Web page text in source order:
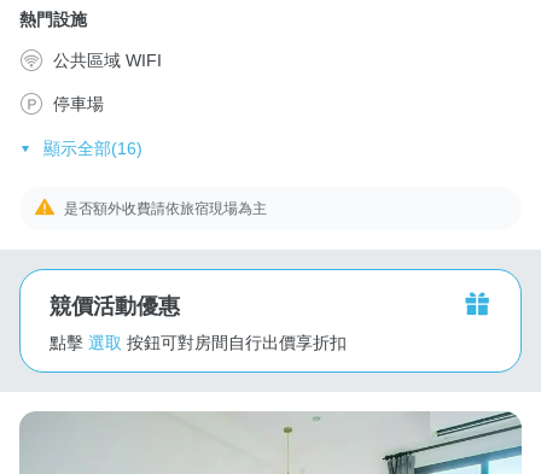
熱門設施
公共區域 WIFI
停車場
顯示全部(16)
是否額外收費請依旅宿現場為主
競價活動優惠
點擊 選取 按鈕可對房間自行出價享折扣